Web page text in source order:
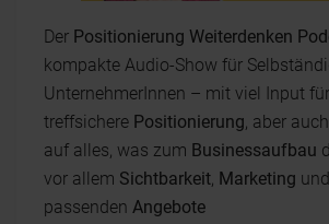
Der Positionierung Weiterdenken
kompakte Audio-Show für
UnternehmerInnen – mit viel Input
treffsichere Positionierung, aber
auf alles, was zum Businessaufbau
vor allem Sichtbarkeit, Marketing
passenden Angebote